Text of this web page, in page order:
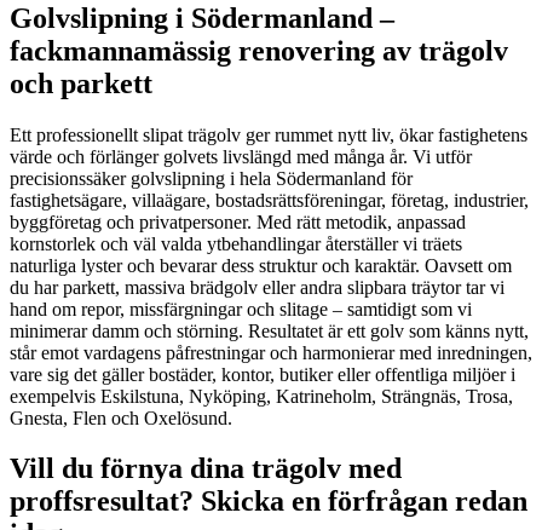
Golvslipning i Södermanland –
fackmannamässig renovering av trägolv
och parkett
Ett professionellt slipat trägolv ger rummet nytt liv, ökar fastighetens
värde och förlänger golvets livslängd med många år. Vi utför
precisionssäker golvslipning i hela Södermanland för
fastighetsägare, villaägare, bostadsrättsföreningar, företag, industrier,
byggföretag och privatpersoner. Med rätt metodik, anpassad
kornstorlek och väl valda ytbehandlingar återställer vi träets
naturliga lyster och bevarar dess struktur och karaktär. Oavsett om
du har parkett, massiva brädgolv eller andra slipbara träytor tar vi
hand om repor, missfärgningar och slitage – samtidigt som vi
minimerar damm och störning. Resultatet är ett golv som känns nytt,
står emot vardagens påfrestningar och harmonierar med inredningen,
vare sig det gäller bostäder, kontor, butiker eller offentliga miljöer i
exempelvis Eskilstuna, Nyköping, Katrineholm, Strängnäs, Trosa,
Gnesta, Flen och Oxelösund.
Vill du förnya dina trägolv med
proffsresultat? Skicka en förfrågan redan